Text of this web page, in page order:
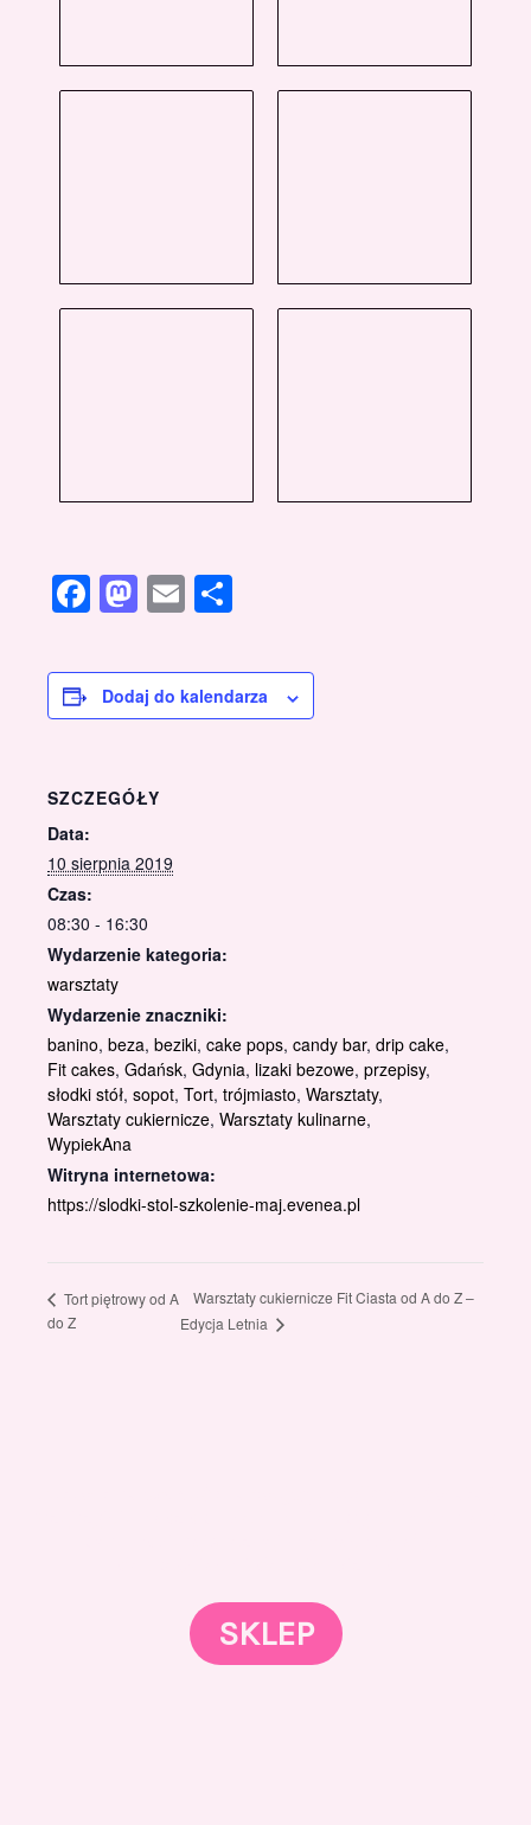
Facebook
Mastodon
Email
Dodaj do kalendarza
SZCZEGÓŁY
Data:
10 sierpnia 2019
Czas:
08:30 - 16:30
Wydarzenie kategoria:
warsztaty
Wydarzenie znaczniki:
banino, beza, beziki, cake pops, candy bar, drip cake,
Fit cakes, Gdańsk, Gdynia, lizaki bezowe, przepisy,
słodki stół, sopot, Tort, trójmiasto, Warsztaty,
Warsztaty cukiernicze, Warsztaty kulinarne,
WypiekAna
Witryna internetowa:
https://slodki-stol-szkolenie-maj.evenea.pl
Tort piętrowy od A
do Z
Warsztaty cukiernicze Fit Ciasta od A do Z –
Edycja Letnia
SKLEP